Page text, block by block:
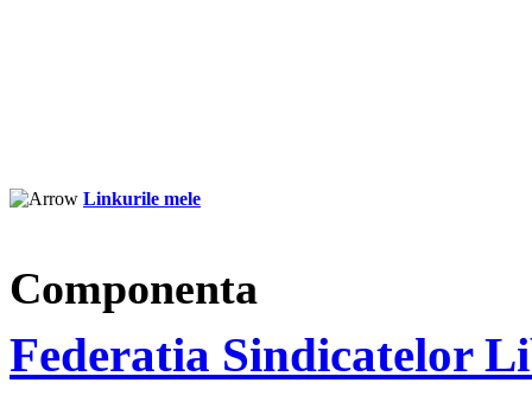
Linkurile mele
Componenta
Federatia Sindicatelor